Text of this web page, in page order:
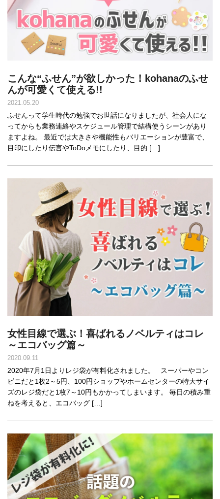
こんな“ふせん”が欲しかった！kohanaのふせ
んが可愛くて使える!!
2021.05.20
ふせんって学生時代の勉強でお世話になりましたが、社会人にな
ってからも業務連絡やスケジュール管理で結構使うシーンがあり
ますよね。 最近では大きさや機能性もバリエーションが豊富で、
目印にしたり伝言やToDoメモにしたり、目的 […]
女性目線で選ぶ！喜ばれるノベルティはコレ
～エコバッグ篇～
2020.09.11
2020年7月1日よりレジ袋が有料化されました。 スーパーやコン
ビニだと1枚2～5円、100円ショップやホームセンターの特大サイ
ズのレジ袋だと1枚7～10円もかかってしまいます。 毎日の積み重
ねを考えると、エコバッグ […]